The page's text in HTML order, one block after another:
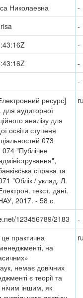
Николаевна
-
-
-
-
-
ресурс]
аудиторної
аналізу для
освіти ступеня
073
"Публічне
справа та
"Облік / уклад. Л.
текст. дані.
2017. - 58 с.
123456789/2183
-
практична
на
немає довічних
є теорії та
нічим іншим, як